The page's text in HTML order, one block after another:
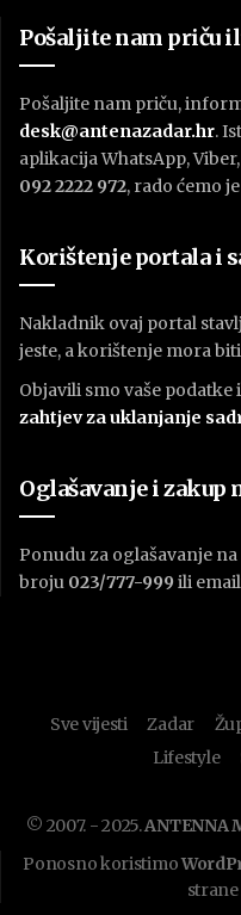
Pošaljite nam priču
Pošaljite nam priču,
desk@antenazadar.hr.
aplikacija WhatsApp,
092 2222 972, rado ćemo
Korištenje portala i
Nakladnik ovaj portal
jeste, a korištenje mora
Objavili smo vaše
zahtjev za uklanjanje
Oglašavanje i zakup
Ponudu za oglašavanje
broju 023/777-999 ili
Sve vijesti Zadar
Lifestyle
© 2007. - 2025.ANTENNA
Ponosno koristimo
strane